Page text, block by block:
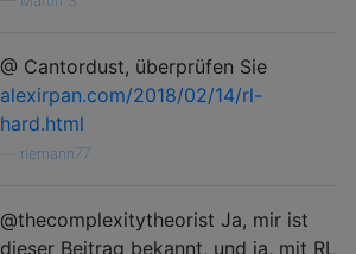
@ Cantordust, überprüfen Sie
alexirpan.com/2018/02/14/rl-
hard.html
riemann77
@thecomplexitytheorist Ja, mir ist
dieser Beitrag bekannt, und ja, mit RL